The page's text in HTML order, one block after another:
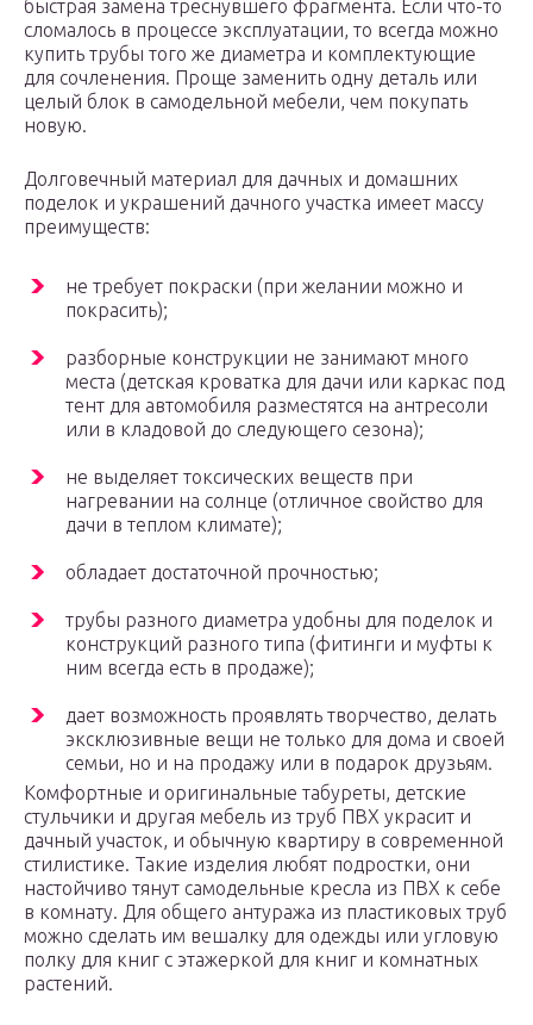
быстрая замена треснувшего фрагмента. Если что-то
сломалось в процессе эксплуатации, то всегда можно
купить трубы того же диаметра и комплектующие
для сочленения. Проще заменить одну деталь или
целый блок в самодельной мебели, чем покупать
новую.
Долговечный материал для дачных и домашних
поделок и украшений дачного участка имеет массу
преимуществ:
не требует покраски (при желании можно и
покрасить);
разборные конструкции не занимают много
места (детская кроватка для дачи или каркас под
тент для автомобиля разместятся на антресоли
или в кладовой до следующего сезона);
не выделяет токсических веществ при
нагревании на солнце (отличное свойство для
дачи в теплом климате);
обладает достаточной прочностью;
трубы разного диаметра удобны для поделок и
конструкций разного типа (фитинги и муфты к
ним всегда есть в продаже);
дает возможность проявлять творчество, делать
эксклюзивные вещи не только для дома и своей
семьи, но и на продажу или в подарок друзьям.
Комфортные и оригинальные табуреты, детские
стульчики и другая мебель из труб ПВХ украсит и
дачный участок, и обычную квартиру в современной
стилистике. Такие изделия любят подростки, они
настойчиво тянут самодельные кресла из ПВХ к себе
в комнату. Для общего антуража из пластиковых труб
можно сделать им вешалку для одежды или угловую
полку для книг с этажеркой для книг и комнатных
растений.